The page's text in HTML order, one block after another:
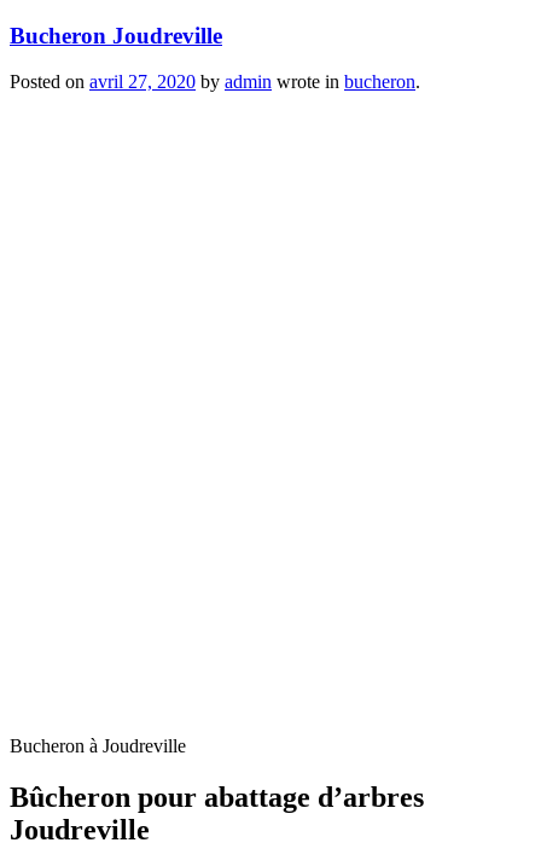
Bucheron Joudreville
Posted on avril 27, 2020 by admin wrote in bucheron.
Bucheron à Joudreville
Bûcheron pour abattage d’arbres
Joudreville